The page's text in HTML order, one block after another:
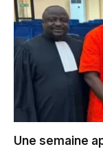
Une semaine